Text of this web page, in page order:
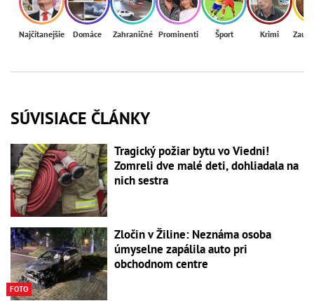
Najčítanejšie Domáce Zahraničné Prominenti Šport Krimi
SÚVISIACE ČLÁNKY
Tragický požiar bytu vo Viedni!
Zomreli dve malé deti, dohliadala na
nich sestra
FOTO
Zločin v Žiline: Neznáma osoba
úmyselne zapálila auto pri
obchodnom centre